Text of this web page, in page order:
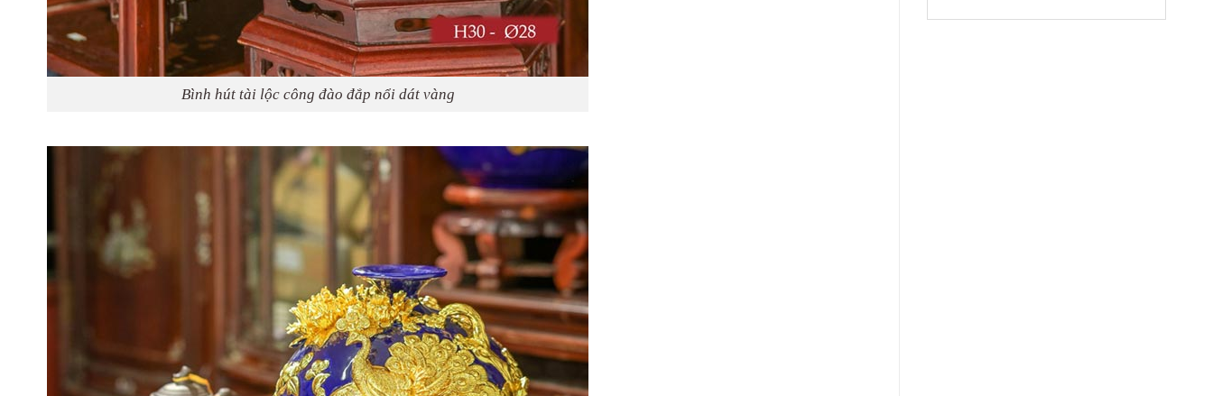
Bình hút tài lộc công đào đắp nổi dát vàng